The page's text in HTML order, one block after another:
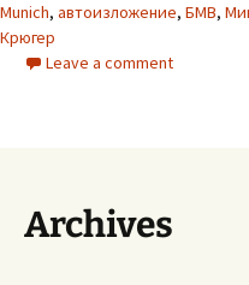
Munich, автоизложение, БМВ,
Крюгер
Leave a comment
Archives